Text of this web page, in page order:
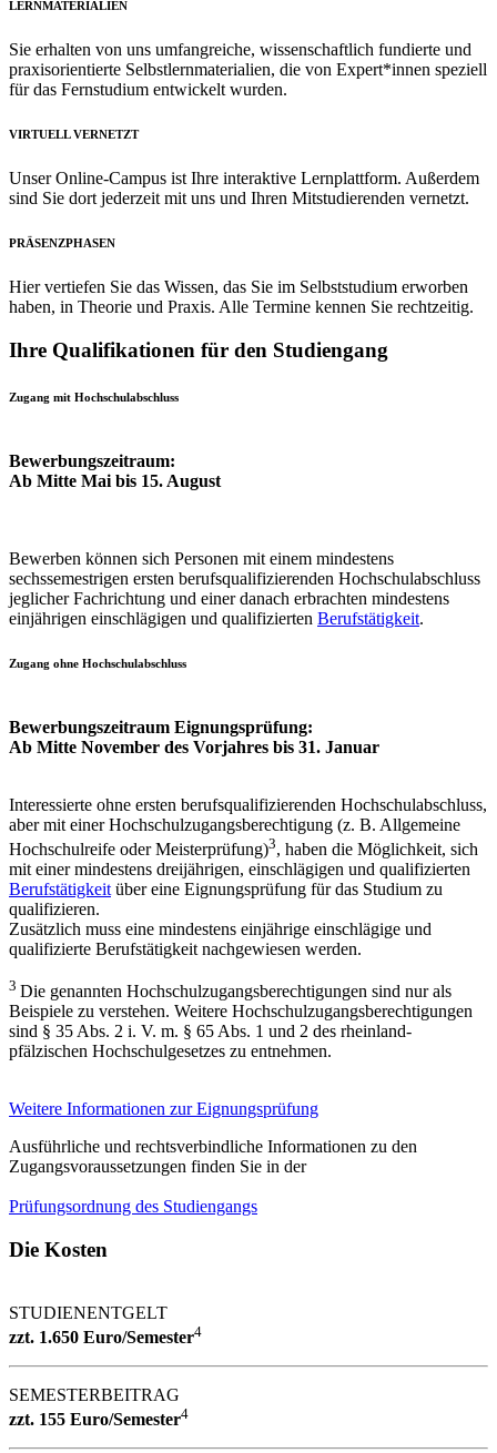
LERNMATERIALIEN
Sie erhalten von uns umfangreiche, wissenschaftlich fundierte und
praxisorientierte Selbstlernmaterialien, die von Expert*innen speziell
für das Fernstudium entwickelt wurden.
VIRTUELL VERNETZT
Unser Online-Campus ist Ihre interaktive Lernplattform. Außerdem
sind Sie dort jederzeit mit uns und Ihren Mitstudierenden vernetzt.
PRÄSENZPHASEN
Hier vertiefen Sie das Wissen, das Sie im Selbststudium erworben
haben, in Theorie und Praxis. Alle Termine kennen Sie rechtzeitig.
Ihre Qualifikationen für den Studiengang
Zugang mit Hochschulabschluss
Bewerbungszeitraum:
Ab Mitte Mai bis 15. August
Bewerben können sich Personen mit einem mindestens
sechssemestrigen ersten berufsqualifizierenden Hochschulabschluss
jeglicher Fachrichtung und einer danach erbrachten mindestens
einjährigen einschlägigen und qualifizierten Berufstätigkeit.
Zugang ohne Hochschulabschluss
Bewerbungszeitraum Eignungsprüfung:
Ab Mitte November des Vorjahres bis 31. Januar
Interessierte ohne ersten berufsqualifizierenden Hochschulabschluss,
aber mit einer Hochschulzugangsberechtigung (z. B. Allgemeine
Hochschulreife oder Meisterprüfung)3, haben die Möglichkeit, sich
mit einer mindestens dreijährigen, einschlägigen und qualifizierten
Berufstätigkeit über eine Eignungsprüfung für das Studium zu
qualifizieren.
Zusätzlich muss eine mindestens einjährige einschlägige und
qualifizierte Berufstätigkeit nachgewiesen werden.
3 Die genannten Hochschulzugangsberechtigungen sind nur als
Beispiele zu verstehen. Weitere Hochschulzugangsberechtigungen
sind § 35 Abs. 2 i. V. m. § 65 Abs. 1 und 2 des rheinland-
pfälzischen Hochschulgesetzes zu entnehmen.
Weitere Informationen zur Eignungsprüfung
Ausführliche und rechtsverbindliche Informationen zu den
Zugangsvoraussetzungen finden Sie in der
Prüfungsordnung des Studiengangs
Die Kosten
STUDIENENTGELT
zzt. 1.650 Euro/Semester4
SEMESTERBEITRAG
zzt. 155 Euro/Semester4